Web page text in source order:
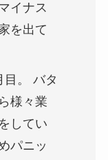
イナス
を出て
目。 バタ
様々業
してい
パニッ